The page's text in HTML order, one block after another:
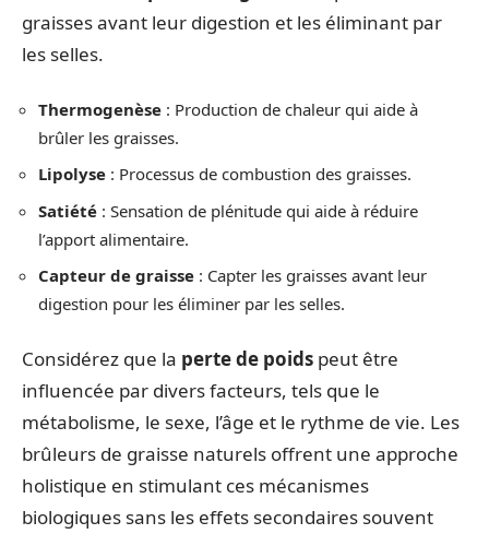
graisses avant leur digestion et les éliminant par
les selles.
Thermogenèse : Production de chaleur qui aide à
brûler les graisses.
Lipolyse : Processus de combustion des graisses.
Satiété : Sensation de plénitude qui aide à réduire
l’apport alimentaire.
Capteur de graisse : Capter les graisses avant leur
digestion pour les éliminer par les selles.
Considérez que la perte de poids peut être
influencée par divers facteurs, tels que le
métabolisme, le sexe, l’âge et le rythme de vie. Les
brûleurs de graisse naturels offrent une approche
holistique en stimulant ces mécanismes
biologiques sans les effets secondaires souvent